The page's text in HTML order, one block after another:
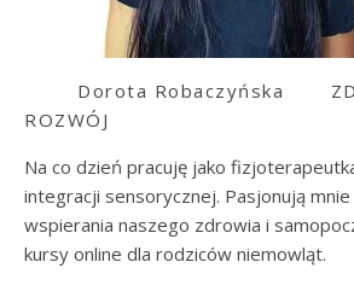
Dorota Robaczyńska
ROZWÓJ
Na co dzień pracuję jako
integracji sensorycznej. Pasjonują
wspierania naszego zdrowia i
kursy online dla rodziców niemowląt.